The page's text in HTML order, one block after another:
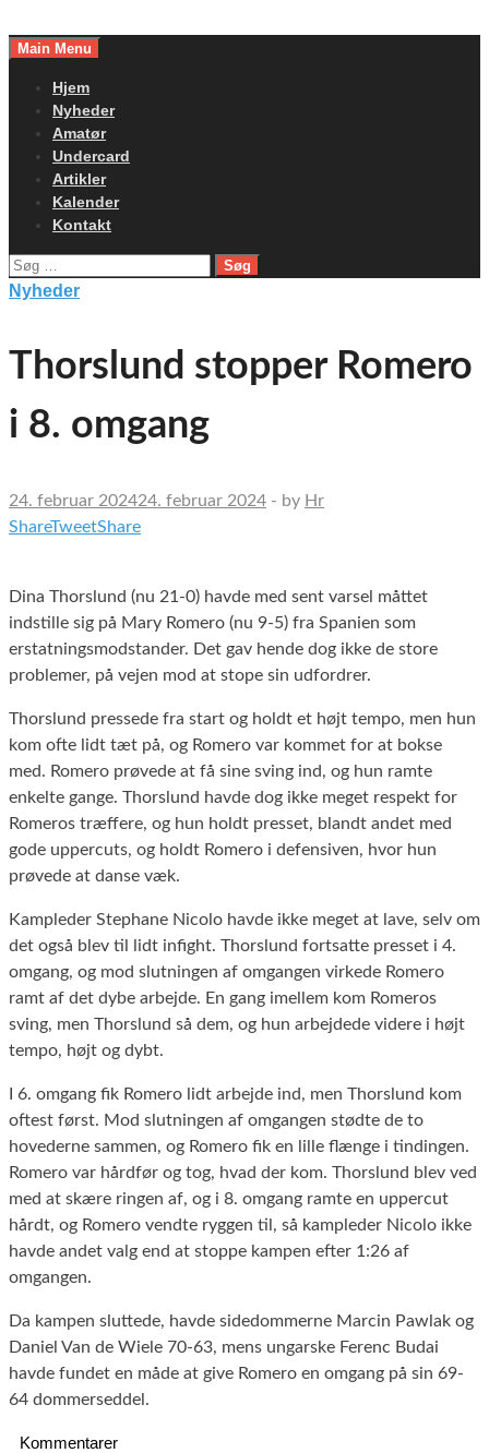
toMain Menu
Hjem
Nyheder
Amatør
Undercard
Artikler
Kalender
Kontakt
Søg
efter:
Nyheder
Thorslund stopper Romero
i 8. omgang
24. februar 202424. februar 2024 - by Hr
ShareTweetShare
Dina Thorslund (nu 21-0) havde med sent varsel måttet
indstille sig på Mary Romero (nu 9-5) fra Spanien som
erstatningsmodstander. Det gav hende dog ikke de store
problemer, på vejen mod at stope sin udfordrer.
Thorslund pressede fra start og holdt et højt tempo, men hun
kom ofte lidt tæt på, og Romero var kommet for at bokse
med. Romero prøvede at få sine sving ind, og hun ramte
enkelte gange. Thorslund havde dog ikke meget respekt for
Romeros træffere, og hun holdt presset, blandt andet med
gode uppercuts, og holdt Romero i defensiven, hvor hun
prøvede at danse væk.
Kampleder Stephane Nicolo havde ikke meget at lave, selv om
det også blev til lidt infight. Thorslund fortsatte presset i 4.
omgang, og mod slutningen af omgangen virkede Romero
ramt af det dybe arbejde. En gang imellem kom Romeros
sving, men Thorslund så dem, og hun arbejdede videre i højt
tempo, højt og dybt.
I 6. omgang fik Romero lidt arbejde ind, men Thorslund kom
oftest først. Mod slutningen af omgangen stødte de to
hovederne sammen, og Romero fik en lille flænge i tindingen.
Romero var hårdfør og tog, hvad der kom. Thorslund blev ved
med at skære ringen af, og i 8. omgang ramte en uppercut
hårdt, og Romero vendte ryggen til, så kampleder Nicolo ikke
havde andet valg end at stoppe kampen efter 1:26 af
omgangen.
Da kampen sluttede, havde sidedommerne Marcin Pawlak og
Daniel Van de Wiele 70-63, mens ungarske Ferenc Budai
havde fundet en måde at give Romero en omgang på sin 69-
64 dommerseddel.
Kommentarer